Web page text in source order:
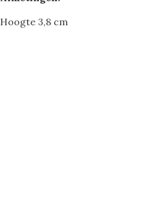
Hoogte 3,8 cm